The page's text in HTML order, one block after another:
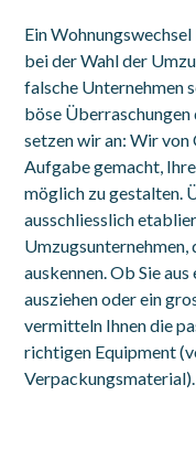
Ein
bei der Wahl der
falsche Unternehmen
böse
setzen wir an: Wir
Aufgabe gemacht,
möglich zu gestalten.
ausschliesslich
Umzugsunternehmen,
auskennen. Ob Sie
ausziehen oder ein
vermitteln Ihnen die
richtigen Equipment
Verpackungsmaterial).